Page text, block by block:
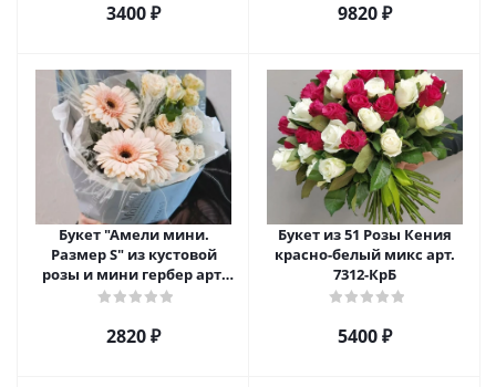
3400 ₽ 9820 ₽
Букет "Амели мини.
Размер S" из кустовой
розы и мини гербер арт.
27789/S
2820 ₽
Букет из 51 Розы Кения
красно-белый микс арт.
7312-КрБ
5400 ₽